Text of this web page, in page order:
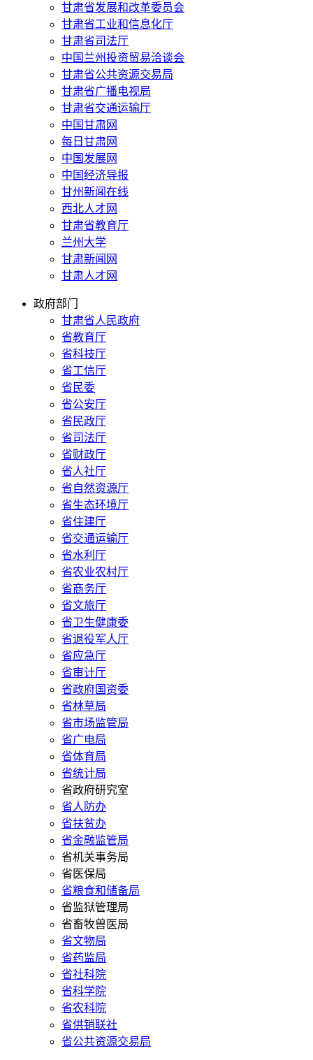
甘肃省发展和改革委员会
甘肃省工业和信息化厅
甘肃省司法厅
中国兰州投资贸易洽谈会
甘肃省公共资源交易局
甘肃省广播电视局
甘肃省交通运输厅
中国甘肃网
每日甘肃网
中国发展网
中国经济导报
甘州新闻在线
西北人才网
甘肃省教育厅
兰州大学
甘肃新闻网
甘肃人才网
政府部门
甘肃省人民政府
省教育厅
省科技厅
省工信厅
省民委
省公安厅
省民政厅
省司法厅
省财政厅
省人社厅
省自然资源厅
省生态环境厅
省住建厅
省交通运输厅
省水利厅
省农业农村厅
省商务厅
省文旅厅
省卫生健康委
省退役军人厅
省应急厅
省审计厅
省政府国资委
省林草局
省市场监管局
省广电局
省体育局
省统计局
省政府研究室
省人防办
省扶贫办
省金融监管局
省机关事务局
省医保局
省粮食和储备局
省监狱管理局
省畜牧兽医局
省文物局
省药监局
省社科院
省科学院
省农科院
省供销联社
省公共资源交易局